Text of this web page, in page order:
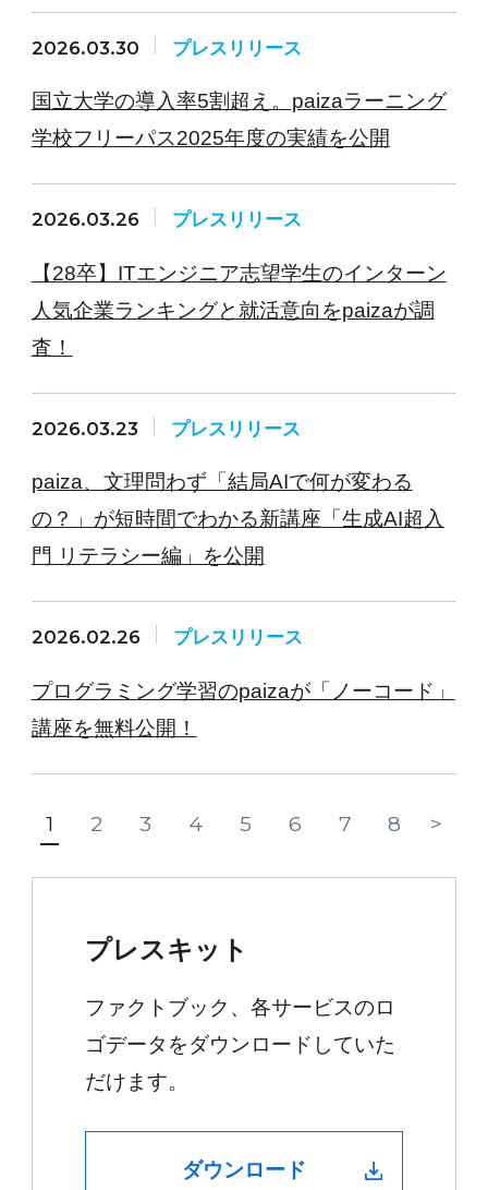
2026.03.30 プレスリリース
国立大学の導入率5割超え。paizaラーニング
学校フリーパス2025年度の実績を公開
2026.03.26 プレスリリース
【28卒】ITエンジニア志望学生のインターン
人気企業ランキングと就活意向をpaizaが調
査！
2026.03.23 プレスリリース
paiza、文理問わず「結局AIで何が変わる
の？」が短時間でわかる新講座「生成AI超入
門 リテラシー編」を公開
2026.02.26 プレスリリース
プログラミング学習のpaizaが「ノーコード」
講座を無料公開！
1 2 3 4 5 6 7 8 >
プレスキット
ファクトブック、各サービスのロ
ゴデータをダウンロードしていた
だけます。
ダウンロード